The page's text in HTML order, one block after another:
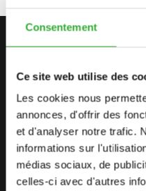
Consentement
Ce site web utilise des
Les cookies nous
annonces, d'offrir des
et d'analyser notre trafic.
informations sur
médias sociaux, de
celles-ci avec d'autres
CONTACTEZ-NOUS
COMMENCEZ
AVEC AVANT
TROUVEZ VOTRE